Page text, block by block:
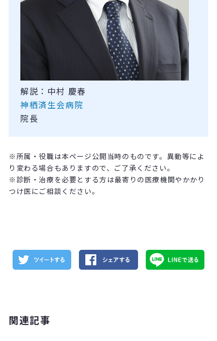
解説：中村 慶春
神栖済生会病院
院長
※所属・役職は本ページ公開当時のものです。異動等によ
り変わる場合もありますので、ご了承ください。
※診断・治療を必要とする方は最寄りの医療機関やかかり
つけ医にご相談ください。
関連記事